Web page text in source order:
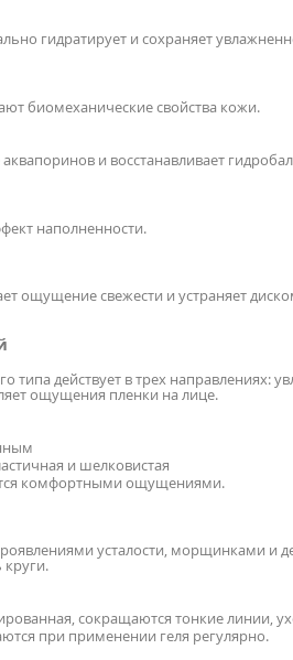
гидратирует и сохраняет
биомеханические свойства кожи.
и восстанавливает
наполненности.
ощущение свежести и устраняет
действует в трех направлениях:
ощущения пленки на лице.
и шелковистая
комфортными ощущениями.
усталости, морщинками и
круги.
сокращаются тонкие линии,
при применении геля регулярно.